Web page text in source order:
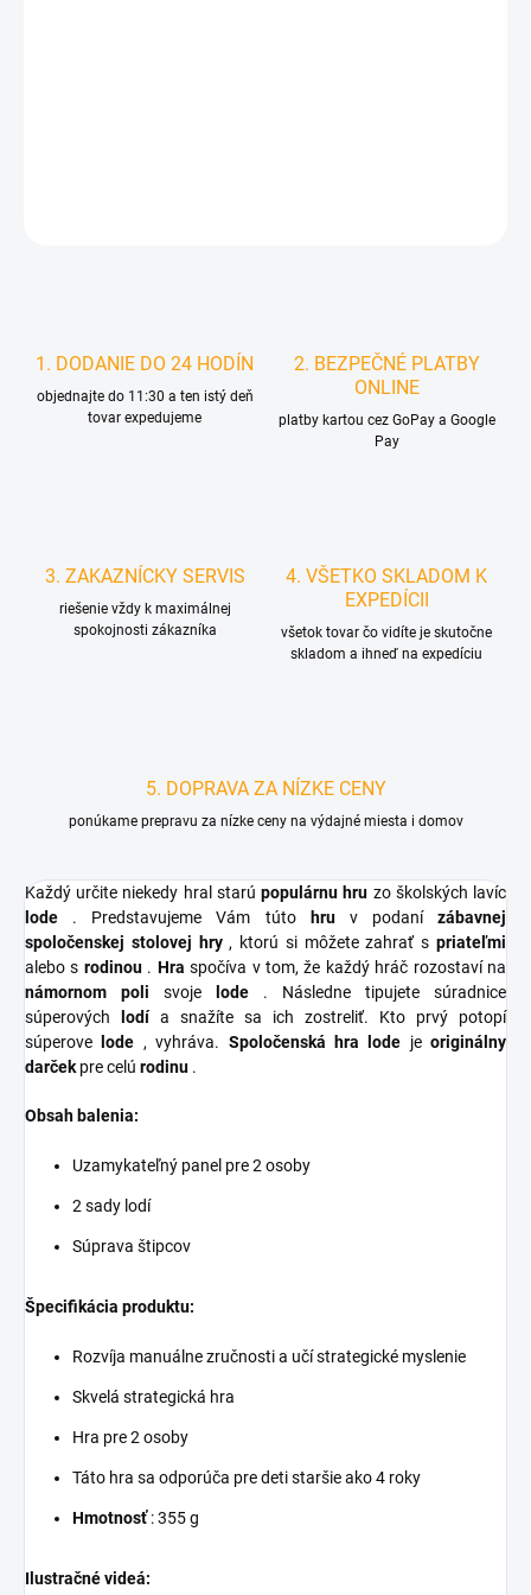
1. DODANIE DO 24 HODÍN
objednajte do 11:30 a ten istý deň
tovar expedujeme
2. BEZPEČNÉ PLATBY
ONLINE
platby kartou cez GoPay a Google
Pay
3. ZAKAZNÍCKY SERVIS
riešenie vždy k maximálnej
spokojnosti zákazníka
4. VŠETKO SKLADOM K
EXPEDÍCII
všetok tovar čo vidíte je skutočne
skladom a ihneď na expedíciu
5. DOPRAVA ZA NÍZKE CENY
ponúkame prepravu za nízke ceny na výdajné miesta i domov
Každý určite niekedy hral starúpopulárnu hru zo školských lavíc
lode . Predstavujeme Vám túto hruv podaní zábavnej
spoločenskej stolovej hry, ktorú si môžete zahrať spriateľmi
alebo s rodinou. Hra spočíva v tom, že každý hráč rozostaví na
námornom poli svoje lode . Následne tipujete súradnice
súperových
lodía snažíte sa ich zostreliť. Kto prvý potopí
súperove
lode , vyhráva. Spoločenská hra lode je originálny
darčekpre celú rodinu .
Obsah balenia:
Uzamykateľný panel pre 2 osoby
2 sady lodí
Súprava štipcov
Špecifikácia produktu:
Rozvíja manuálne zručnosti a učí strategické myslenie
Skvelá strategická hra
Hra pre 2 osoby
Táto hra sa odporúča pre deti staršie ako 4 roky
Hmotnosť: 355 g
Ilustračné videá: